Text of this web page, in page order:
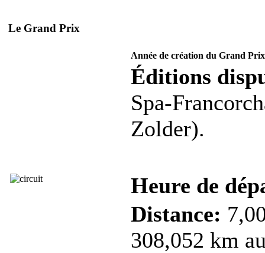
Le Grand Prix
Année de création du Grand
Éditions
Spa-
Zolder).
Heure de
Distance:
308,052 km